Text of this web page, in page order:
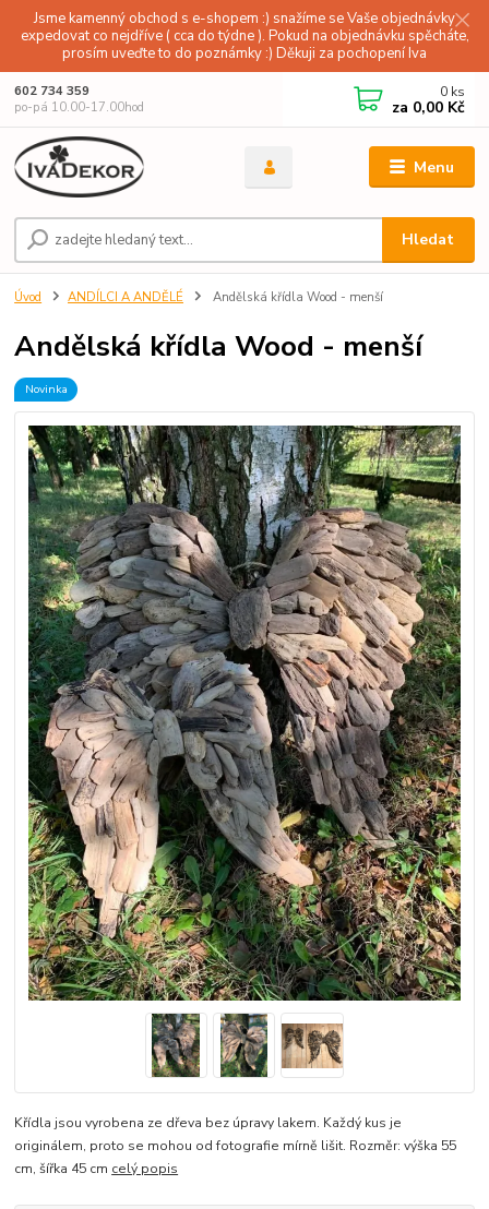
Jsme kamenný obchod s e-shopem :) snažíme se Vaše objednávky
expedovat co nejdříve ( cca do týdne ). Pokud na objednávku spěcháte,
prosím uveďte to do poznámky :) Děkuji za pochopení Iva
Menu
Hledat
602 734 359
po-pá 10.00-17.00hod
0 ks
za 0,00 Kč
Úvod ANDÍLCI A ANDĚLÉ Andělská křídla Wood - menší
Andělská křídla Wood - menší
Novinka
Křídla jsou vyrobena ze dřeva bez úpravy lakem. Každý kus je
originálem, proto se mohou od fotografie mírně lišit. Rozměr: výška 55
cm, šířka 45 cm celý popis